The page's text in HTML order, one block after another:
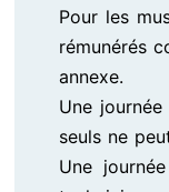
Pour les
rémunérés
annexe.
Une
seuls ne
Une